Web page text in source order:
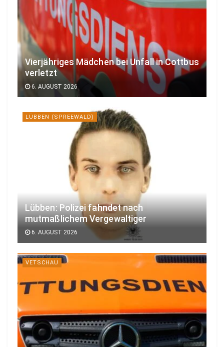
Vierjähriges Mädchen bei Unfall in Cottbus
verletzt
6. AUGUST 2026
LÜBBEN (SPREEWALD)
Lübben: Polizei fahndet nach
mutmaßlichem Vergewaltiger
6. AUGUST 2026
VETSCHAU